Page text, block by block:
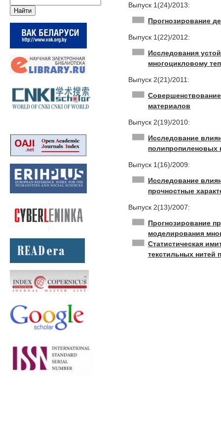
Выпуск 1(24)/2013:
Прогнозирование
Выпуск 1(22)/2012:
Исследования
многоцикловому
Выпуск 2(21)/2011:
материалов
Выпуск 2(19)/2010:
Исследование
полипропиленовых
Выпуск 1(16)/2009:
Исследование
прочностные
Выпуск 2(13)/2007:
Прогнозирование
моделирования
Статистическая
текстильных нитей